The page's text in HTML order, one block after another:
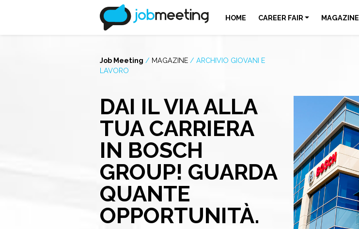
HOME CAREER FAIR MAGAZINE
Job Meeting / MAGAZINE / ARCHIVIO GIOVANI E
LAVORO
DAI IL VIA ALLA
TUA CARRIERA
IN BOSCH
GROUP! GUARDA
QUANTE
OPPORTUNITÀ.